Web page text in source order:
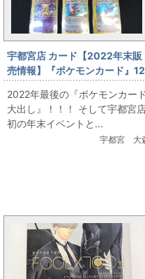
宇都宮店 カード【2022年末販
売情報】『ポケモンカード』12
月29日販売
2022年最後の『ポケモンカード
大出し』！！！ そして宇都宮
初の年末イベントと...
宇都宮 大